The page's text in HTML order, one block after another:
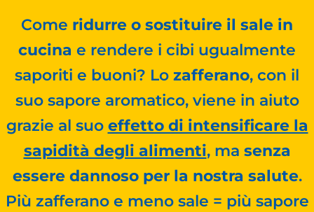
Come ridurre o sostituire il sale in
cucina e rendere i cibi ugualmente
saporiti e buoni? Lo zafferano, con il
suo sapore aromatico, viene in aiuto
grazie al suo effetto di intensificare la
sapidità degli alimenti, ma senza
essere dannoso per la nostra salute.
Più zafferano e meno sale = più sapore